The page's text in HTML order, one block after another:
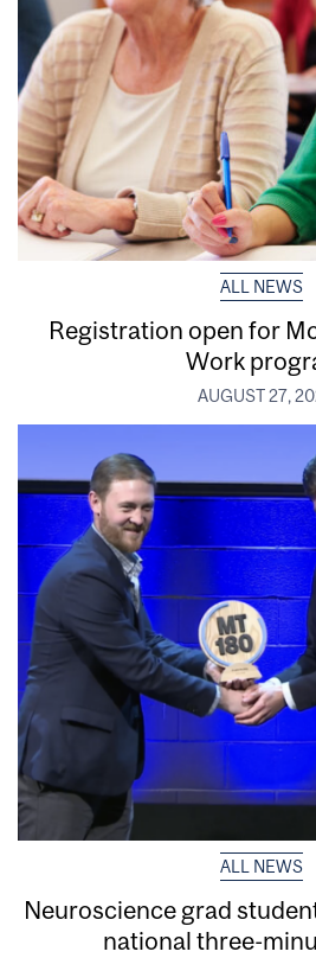
ALL NEWS
Registration open for
Work
AUGUST 27,
ALL NEWS
Neuroscience grad
national three-